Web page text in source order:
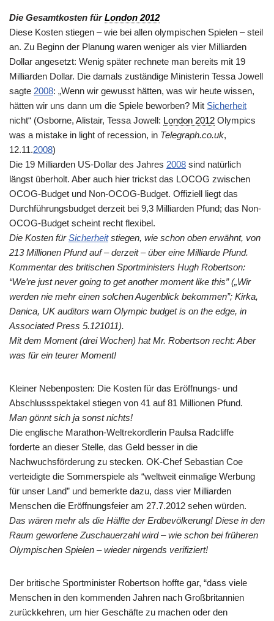
Die Gesamtkosten fürLondon 2012
Diese Kosten stiegen – wie bei allen olympischen Spielen – steil
an. Zu Beginn der Planung waren weniger als vier Milliarden
Dollar angesetzt: Wenig später rechnete man bereits mit 19
Milliarden Dollar. Die damals zuständige Ministerin Tessa Jowell
sagte 2008: „Wenn wir gewusst hätten, was wir heute wissen,
hätten wir uns dann um die Spiele beworben? Mit Sicherheit
nicht“ (Osborne, Alistair, Tessa Jowell: London 2012 Olympics
was a mistake in light of recession, in Telegraph.co.uk,
12.11.2008)
Die 19 Milliarden US-Dollar des Jahres 2008 sind natürlich
längst überholt. Aber auch hier trickst das LOCOG zwischen
OCOG-Budget und Non-OCOG-Budget. Offiziell liegt das
Durchführungsbudget derzeit bei 9,3 Milliarden Pfund; das Non-
OCOG-Budget scheint recht flexibel.
Die Kosten fürSicherheitstiegen, wie schon oben erwähnt, von
213 Millionen Pfund auf – derzeit – über eine Milliarde Pfund.
Kommentar des britischen Sportministers Hugh Robertson:
“We’re just never going to get another moment like this” („Wir
werden nie mehr einen solchen Augenblick bekommen”; Kirka,
Danica, UK auditors warn Olympic budget is on the edge, in
Associated Press 5.121011).
Mit dem Moment (drei Wochen) hat Mr. Robertson recht: Aber
was für ein teurer Moment!
Kleiner Nebenposten: Die Kosten für das Eröffnungs- und
Abschlussspektakel stiegen von 41 auf 81 Millionen Pfund.
Man gönnt sich ja sonst nichts!
Die englische Marathon-Weltrekordlerin Paulsa Radcliffe
forderte an dieser Stelle, das Geld besser in die
Nachwuchsförderung zu stecken. OK-Chef Sebastian Coe
verteidigte die Sommerspiele als “weltweit einmalige Werbung
für unser Land” und bemerkte dazu, dass vier Milliarden
Menschen die Eröffnungsfeier am 27.7.2012 sehen würden.
Das wären mehr als die Hälfte der Erdbevölkerung! Diese in den
Raum geworfene Zuschauerzahl wird – wie schon bei früheren
Olympischen Spielen – wieder nirgends verifiziert!
Der britische Sportminister Robertson hoffte gar, “dass viele
Menschen in den kommenden Jahren nach Großbritannien
zurückkehren, um hier Geschäfte zu machen oder den